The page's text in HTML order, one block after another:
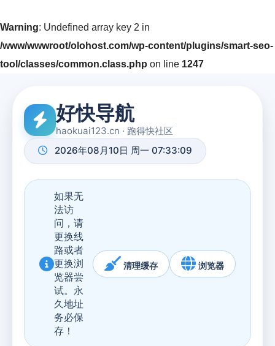
Warning: Undefined array key 2 in
/www/wwwroot/olohost.com/wp-content/plugins/smart-seo-
tool/classes/common.class.php on line 1247